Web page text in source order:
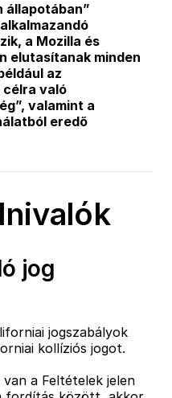
állapotában”
a Mozilla és
elutasítanak minden
az
célra való
valamint a
eredő
jog
jogszabályok
kollíziós jogot.
a Feltételek jelen